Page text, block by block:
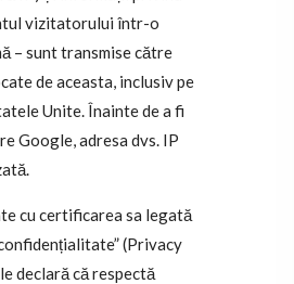
vizitatorului într-o
– sunt transmise către
de aceasta, inclusiv pe
Unite. Înainte de a fi
Google, adresa dvs. IP
cu certificarea sa legată
(Privacy
declară că respectă